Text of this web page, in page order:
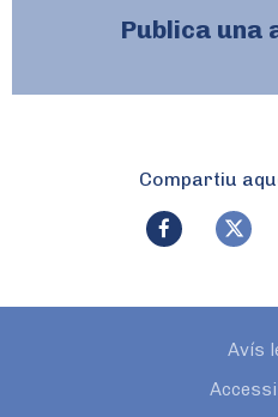
Publica
Compartiu
Avís